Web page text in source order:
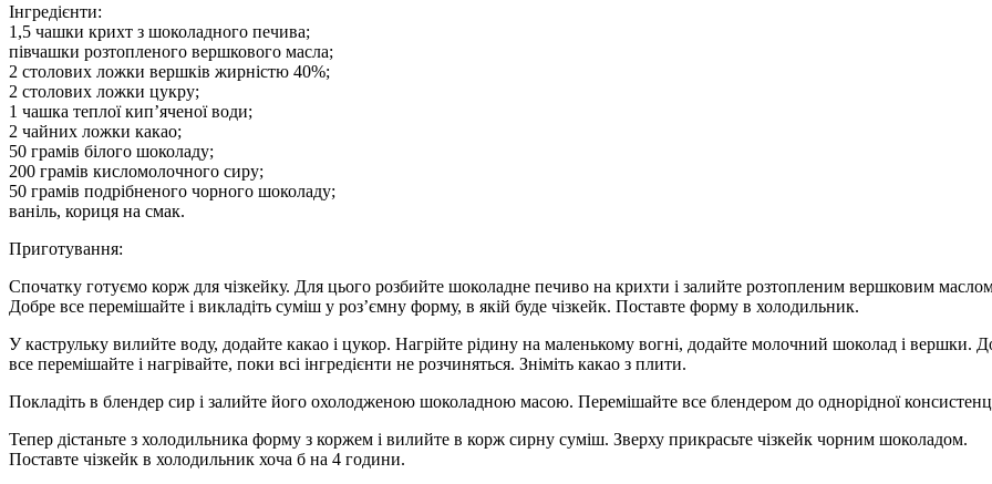
Інгредієнти:
1,5 чашки крихт з шоколадного печива;
півчашки розтопленого вершкового масла;
2 столових ложки вершків жирністю 40%;
2 столових ложки цукру;
1 чашка теплої кип’яченої води;
2 чайних ложки какао;
50 грамів білого шоколаду;
200 грамів кисломолочного сиру;
50 грамів подрібненого чорного шоколаду;
ваніль, кориця на смак.
Приготування:
Спочатку готуємо корж для чізкейку. Для цього розбийте шоколадне печиво на крихти і залийте розтопленим вершковим
Добре все перемішайте і викладіть суміш у роз’ємну форму, в якій буде чізкейк. Поставте форму в холодильник.
У каструльку вилийте воду, додайте какао і цукор. Нагрійте рідину на маленькому вогні, додайте молочний шоколад і вершки.
все перемішайте і нагрівайте, поки всі інгредієнти не розчиняться. Зніміть какао з плити.
Покладіть в блендер сир і залийте його охолодженою шоколадною масою. Перемішайте все блендером до однорідної
Тепер дістаньте з холодильника форму з коржем і вилийте в корж сирну суміш. Зверху прикрасьте чізкейк чорним шоколадом.
Поставте чізкейк в холодильник хоча б на 4 години.